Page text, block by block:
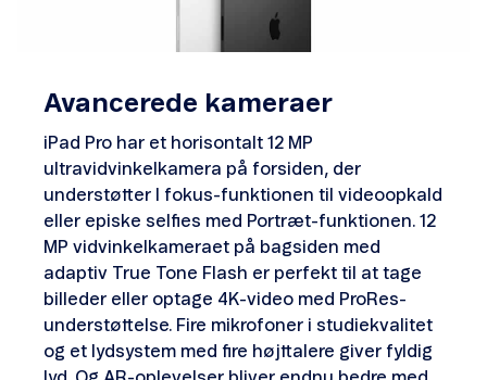
Avancerede kameraer
iPad Pro har et horisontalt 12 MP
ultravidvinkelkamera på forsiden, der
understøtter I fokus-funktionen til videoopkald
eller episke selfies med Portræt-funktionen. 12
MP vidvinkelkameraet på bagsiden med
adaptiv True Tone Flash er perfekt til at tage
billeder eller optage 4K-video med ProRes-
understøttelse. Fire mikrofoner i studiekvalitet
og et lydsystem med fire højttalere giver fyldig